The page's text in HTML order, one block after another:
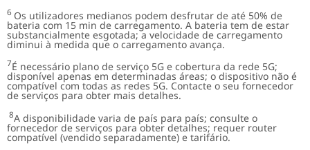
6 Os utilizadores medianos podem desfrutar de até 50% de
bateria com 15 min de carregamento. A bateria tem de estar
substancialmente esgotada; a velocidade de carregamento
diminui à medida que o carregamento avança.
7É necessário plano de serviço 5G e cobertura da rede 5G;
disponível apenas em determinadas áreas; o dispositivo não é
compatível com todas as redes 5G. Contacte o seu fornecedor
de serviços para obter mais detalhes.
8A disponibilidade varia de país para país; consulte o
fornecedor de serviços para obter detalhes; requer router
compatível (vendido separadamente) e tarifário.